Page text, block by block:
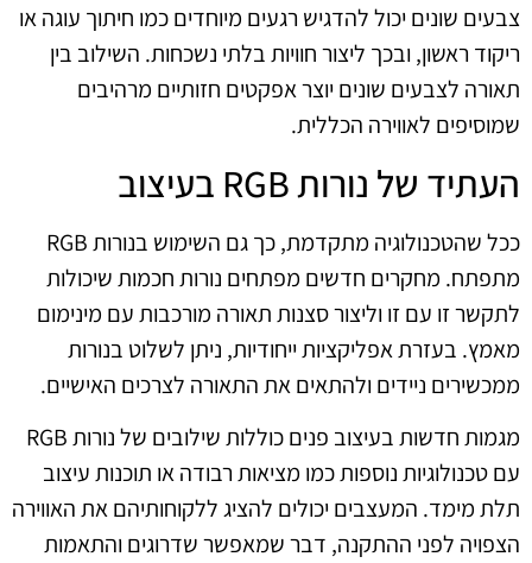
צבעים שונים יכול להדגיש רגעים מיוחדים כמו חיתוך עוגה או
ריקוד ראשון, ובכך ליצור חוויות בלתי נשכחות. השילוב בין
תאורה לצבעים שונים יוצר אפקטים חזותיים מרהיבים
שמוסיפים לאווירה הכללית.
העתיד של נורות RGB בעיצוב
ככל שהטכנולוגיה מתקדמת, כך גם השימוש בנורות RGB
מתפתח. מחקרים חדשים מפתחים נורות חכמות שיכולות
לתקשר זו עם זו וליצור סצנות תאורה מורכבות עם מינימום
מאמץ. בעזרת אפליקציות ייחודיות, ניתן לשלוט בנורות
ממכשירים ניידים ולהתאים את התאורה לצרכים האישיים.
מגמות חדשות בעיצוב פנים כוללות שילובים של נורות RGB
עם טכנולוגיות נוספות כמו מציאות רבודה או תוכנות עיצוב
תלת מימד. המעצבים יכולים להציג ללקוחותיהם את האווירה
הצפויה לפני ההתקנה, דבר שמאפשר שדרוגים והתאמות